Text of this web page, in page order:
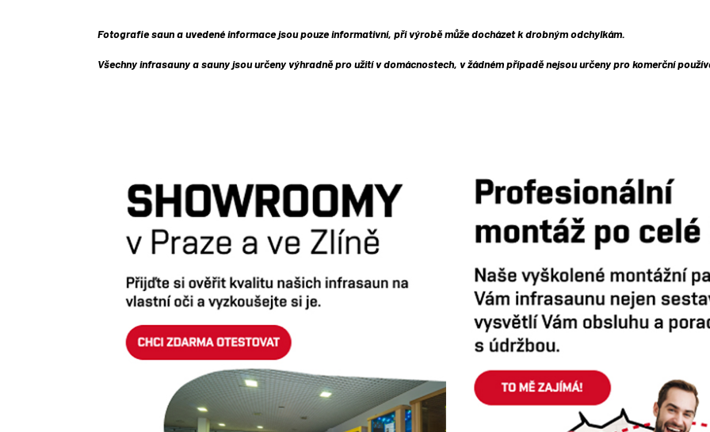
Fotografie saun a uvedené informace jsou pouze informativní, při výrobě může docházet k drobným odchylkám.
Všechny infrasauny a sauny jsou určeny výhradně pro užití v domácnostech, v žádném případě nejsou určeny pro komerční